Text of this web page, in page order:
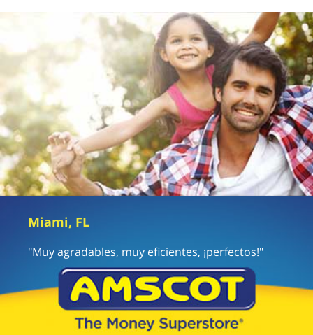
Miami, FL
"Muy agradables, muy eficientes, ¡perfectos!"